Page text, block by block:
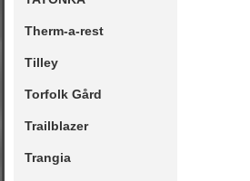
Therm-a-rest
Tilley
Torfolk Gård
Trailblazer
Trangia